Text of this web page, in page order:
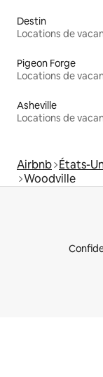
Destin
Locations de
Pigeon Forge
Locations de
Asheville
Locations de
Airbnb États-
Woodville